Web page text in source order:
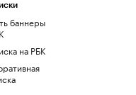
баннеры
на РБК